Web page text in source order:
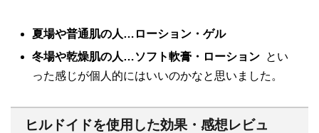
夏場や普通肌の人…ローション・ゲル
冬場や乾燥肌の人…ソフト軟膏・ローション とい
った感じが個人的にはいいのかなと思いました。
ヒルドイドを使用した効果・感想レビュ